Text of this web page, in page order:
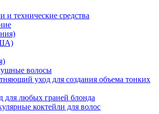
и технические средства
волосы
уход для создания объема тонких
для любых граней блонда
коктейли для волос